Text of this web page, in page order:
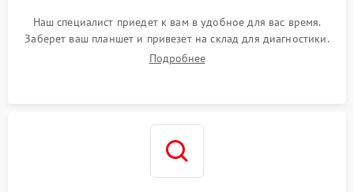
Наш специалист приедет к вам в удобное для вас время.
Заберет ваш планшет и привезет на склад для диагностики.
Подробнее